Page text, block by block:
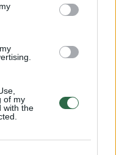
of my
with the
stotis turėtų
per 60 dienų nuo
autobusų stotis